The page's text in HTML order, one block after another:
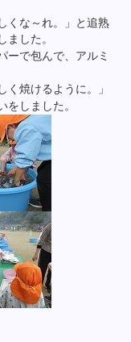
くな～れ。」と追熟
した。
ーで包んで、アルミ
く焼けるように。」
しました。